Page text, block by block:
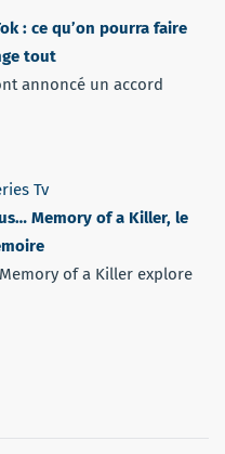
: ce qu’on pourra faire
tout
annoncé un accord
Tv
Memory of a Killer, le
of a Killer explore